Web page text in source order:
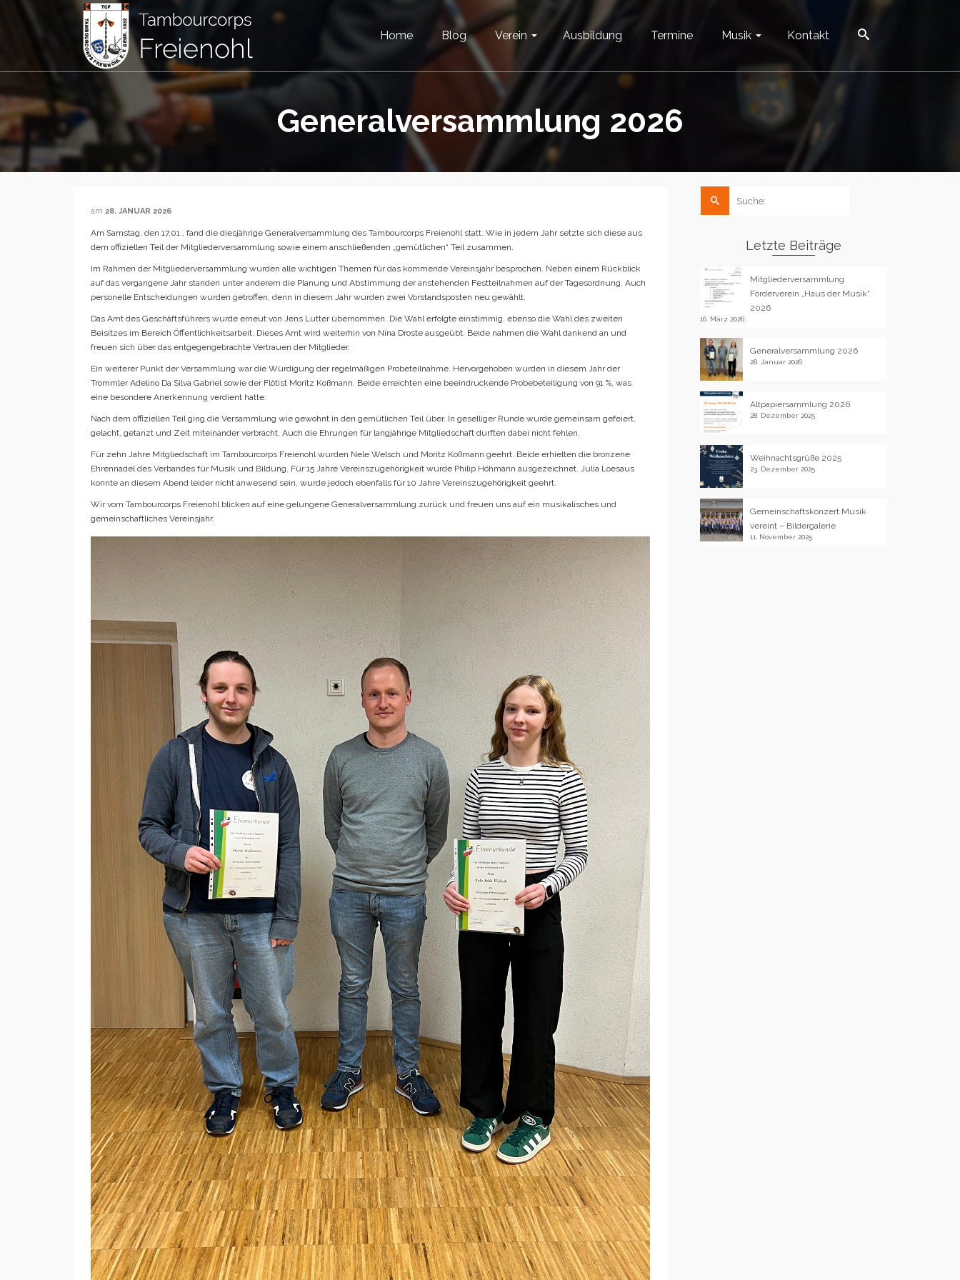
Home Blog Verein Ausbildung Termine Musik Kontakt
Generalversammlung 2026
am 28. JANUAR 2026
Am Samstag, den 17.01., fand die diesjährige Generalversammlung des Tambourcorps Freienohl statt. Wie in jedem Jahr setzte sich diese aus
dem offiziellen Teil der Mitgliederversammlung sowie einem anschließenden „gemütlichen“ Teil zusammen.
Im Rahmen der Mitgliederversammlung wurden alle wichtigen Themen für das kommende Vereinsjahr besprochen. Neben einem Rückblick
auf das vergangene Jahr standen unter anderem die Planung und Abstimmung der anstehenden Festteilnahmen auf der Tagesordnung. Auch
personelle Entscheidungen wurden getroffen, denn in diesem Jahr wurden zwei Vorstandsposten neu gewählt.
Das Amt des Geschäftsführers wurde erneut von Jens Lutter übernommen. Die Wahl erfolgte einstimmig, ebenso die Wahl des zweiten
Beisitzes im Bereich Öffentlichkeitsarbeit. Dieses Amt wird weiterhin von Nina Droste ausgeübt. Beide nahmen die Wahl dankend an und
freuen sich über das entgegengebrachte Vertrauen der Mitglieder.
Ein weiterer Punkt der Versammlung war die Würdigung der regelmäßigen Probeteilnahme. Hervorgehoben wurden in diesem Jahr der
Trommler Adelino Da Silva Gabriel sowie der Flötist Moritz Koßmann. Beide erreichten eine beeindruckende Probebeteiligung von 91 %, was
eine besondere Anerkennung verdient hatte.
Nach dem offiziellen Teil ging die Versammlung wie gewohnt in den gemütlichen Teil über. In geselliger Runde wurde gemeinsam gefeiert,
gelacht, getanzt und Zeit miteinander verbracht. Auch die Ehrungen für langjährige Mitgliedschaft durften dabei nicht fehlen.
Für zehn Jahre Mitgliedschaft im Tambourcorps Freienohl wurden Nele Welsch und Moritz Koßmann geehrt. Beide erhielten die bronzene
Ehrennadel des Verbandes für Musik und Bildung. Für 15 Jahre Vereinszugehörigkeit wurde Philip Höhmann ausgezeichnet. Julia Loesaus
konnte an diesem Abend leider nicht anwesend sein, wurde jedoch ebenfalls für 10 Jahre Vereinszugehörigkeit geehrt.
Wir vom Tambourcorps Freienohl blicken auf eine gelungene Generalversammlung zurück und freuen uns auf ein musikalisches und
gemeinschaftliches Vereinsjahr.
nach:
Letzte Beiträge
Mitgliederversammlung
Förderverein „Haus der Musik“
2026
16. März 2026
Generalversammlung 2026
28. Januar 2026
Altpapiersammlung 2026
28. Dezember 2025
Weihnachtsgrüße 2025
23. Dezember 2025
Gemeinschaftskonzert Musik
vereint – Bildergalerie
11. November 2025